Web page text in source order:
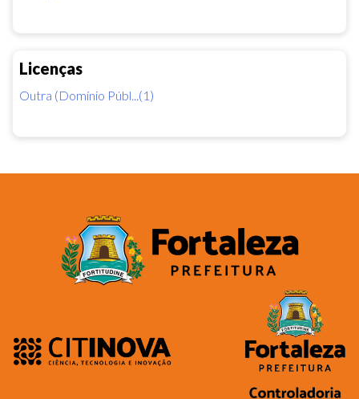
Licenças
Outra (Domínio Públ...(1)